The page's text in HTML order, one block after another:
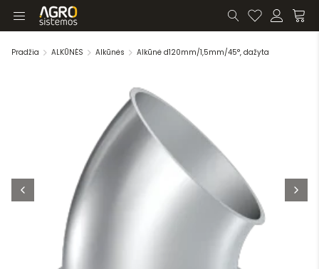
Pradžia ALKŪNĖS Alkūnės Alkūnė d120mm/1,5mm/45°, dažyta